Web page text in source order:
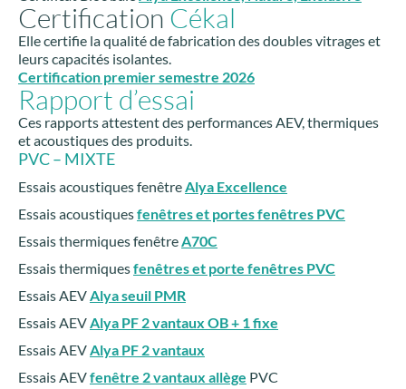
Certification Cékal
Elle certifie la qualité de fabrication des doubles vitrages et
leurs capacités isolantes.
Certification premier semestre 2026
Rapport d’essai
Ces rapports attestent des performances AEV, thermiques
et acoustiques des produits.
PVC – MIXTE
Essais acoustiques fenêtreAlya Excellence
Essais acoustiquesfenêtres et portes fenêtres PVC
Essais thermiques fenêtreA70C
Essais thermiquesfenêtres et porte fenêtres PVC
Essais AEVAlya seuil PMR
Essais AEVAlya PF 2 vantaux OB + 1 fixe
Essais AEVAlya PF 2 vantaux
Essais AEVfenêtre 2 vantaux allège PVC